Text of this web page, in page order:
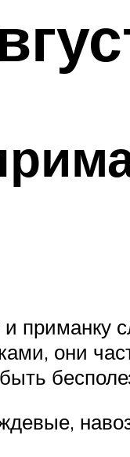
приманку
они